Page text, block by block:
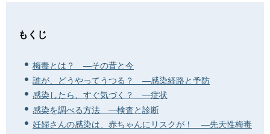
もくじ
梅毒とは？ ―その昔と今
誰が、どうやってうつる？ ―感染経路と予防
感染したら、すぐ気づく？ ―症状
感染を調べる方法 ―検査と診断
妊婦さんの感染は、赤ちゃんにリスクが！ ―先天性梅毒